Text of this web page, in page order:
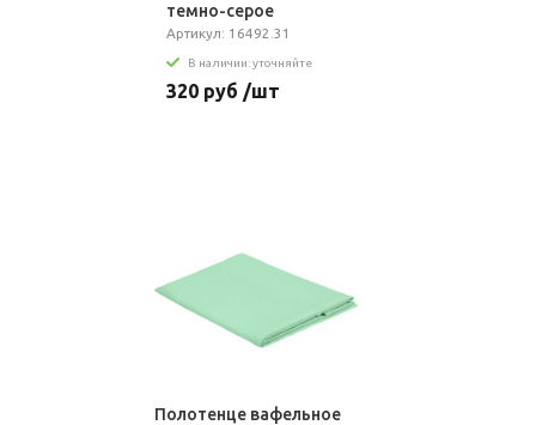
темно-серое
Артикул: 16492.31
В наличии: уточняйте
320 руб /шт
Полотенце вафельное